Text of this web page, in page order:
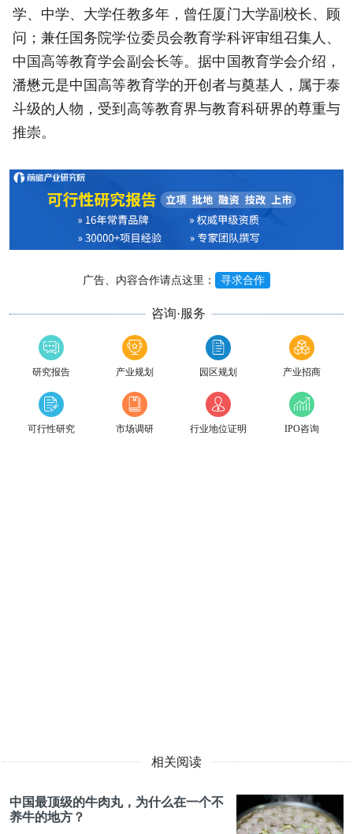
学、中学、大学任教多年，曾任厦门大学副校长、顾
问；兼任国务院学位委员会教育学科评审组召集人、
中国高等教育学会副会长等。据中国教育学会介绍，
潘懋元是中国高等教育学的开创者与奠基人，属于泰
斗级的人物，受到高等教育界与教育科研界的尊重与
推崇。
广告、内容合作请点这里： 寻求合作
咨询·服务
研究报告 产业规划 园区规划 产业招商
可行性研究 市场调研 行业地位证明 IPO咨询
相关阅读
中国最顶级的牛肉丸，为什么在一个不
养牛的地方？